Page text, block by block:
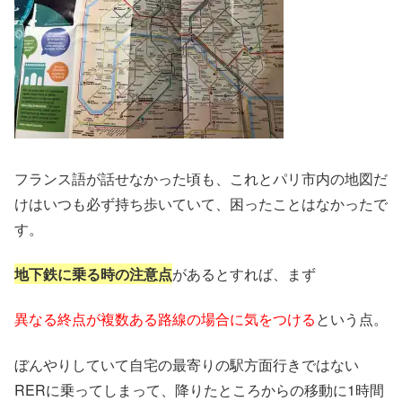
フランス語が話せなかった頃も、これとパリ市内の地図だ
けはいつも必ず持ち歩いていて、困ったことはなかったで
す。
地下鉄に乗る時の注意点があるとすれば、まず
異なる終点が複数ある路線の場合に気をつけるという点。
ぼんやりしていて自宅の最寄りの駅方面行きではない
RERに乗ってしまって、降りたところからの移動に1時間